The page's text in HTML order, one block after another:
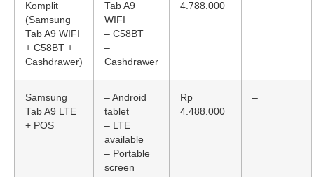
Komplit
(Samsung
Tab A9 WIFI
+ C58BT +
Cashdrawer)
Tab A9
WIFI
– C58BT
–
Cashdrawer
4.788.000
Samsung
Tab A9 LTE
+ POS
– Android
tablet
– LTE
available
– Portable
screen
Rp
4.488.000
–